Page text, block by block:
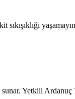
Yetkili Ardanuç